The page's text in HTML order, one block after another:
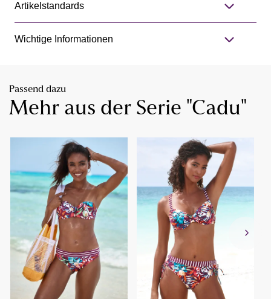
Artikelstandards
Wichtige Informationen
Passend dazu
Mehr aus der Serie "Cadu"